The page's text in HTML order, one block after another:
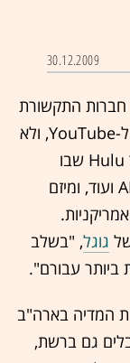
30.12.2009
חברות התקשורת
YouTube, ולא
Hulu שבו
משתפות פעולה הרשתות NBC, פוקס, ABC ועוד, ומיזם
גוגל, "בשלב
ביותר עבורם".
המדיה בארה"ב
גם ברשת,